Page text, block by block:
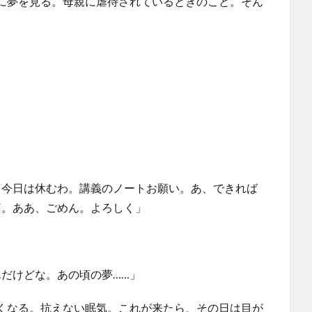
日は休むわ。講義のノートお願い。あ、できれば
ああ、ごめん。よろしく」
けどな。あの頃の夢……」
る。抗えない眠気。これが来たら、その日は目が